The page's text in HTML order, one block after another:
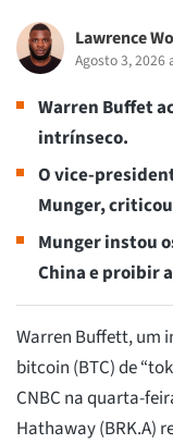
Lawrence
Agosto 3, 2026
Warren Buffet
intrínseco.
O vice-
Munger,
Munger instou
China e proibir
Warren Buffett, um
bitcoin (BTC) de
CNBC na quarta-
Hathaway (BRK.A)